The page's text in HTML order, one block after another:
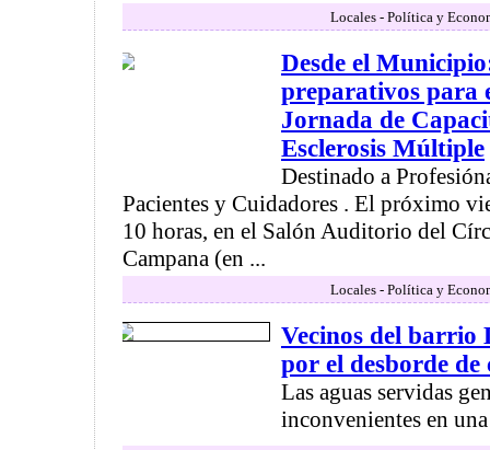
Locales - Política y
Desde el
preparativos para
Jornada de
Esclerosis Múltiple
Destinado a
Pacientes y Cuidadores . El próximo
10 horas, en el Salón Auditorio del
Campana (en ...
Locales - Política y
Vecinos del barrio
por el desborde de
Las aguas servidas
inconvenientes en